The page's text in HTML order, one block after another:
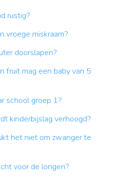
rustig?
vroege miskraam?
doorslapen?
fruit mag een baby van 5
school groep 1?
kinderbijslag verhoogd?
het niet om zwanger te
voor de longen?